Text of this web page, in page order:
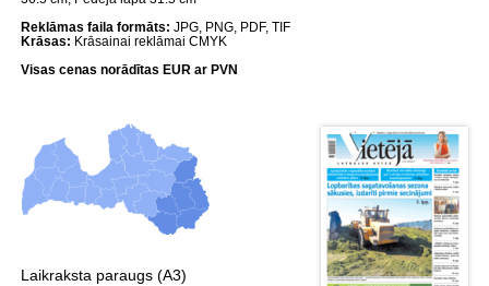
Reklāmas faila formāts: JPG, PNG, PDF, TIF
Krāsas: Krāsainai reklāmai CMYK
Visas cenas norādītas EUR ar PVN
Laikraksta paraugs (A3)